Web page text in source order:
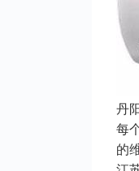
丹
每
的